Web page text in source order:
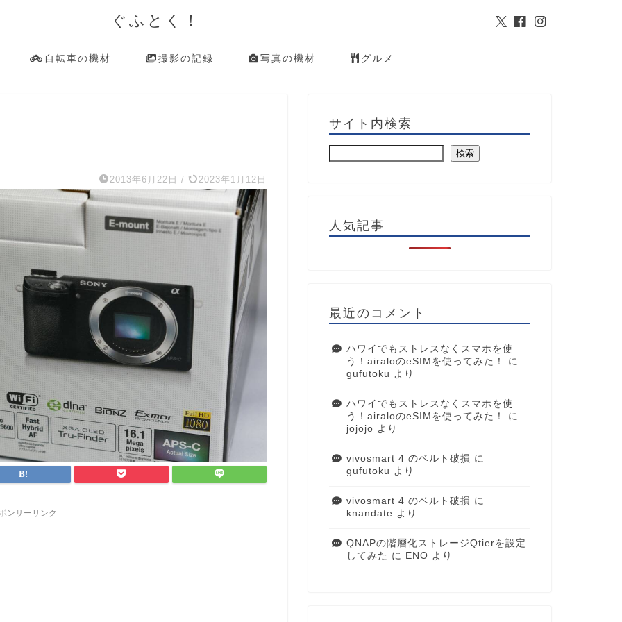
ぐふとく！
自転車の機材 撮影の記録 写真の機材 グルメ
2013年6月22日 / 2023年1月12日
ンサーリンク
サイト内検索
検索
人気記事
最近のコメント
ハワイでもストレスなくスマホを使
う！airaloのeSIMを使ってみた！
に
gufutoku より
ハワイでもストレスなくスマホを使
う！airaloのeSIMを使ってみた！
に
jojojo より
vivosmart 4 のベルト破損 に
gufutoku より
vivosmart 4 のベルト破損 に
knandate より
QNAPの階層化ストレージQtierを設定
してみた に ENO より